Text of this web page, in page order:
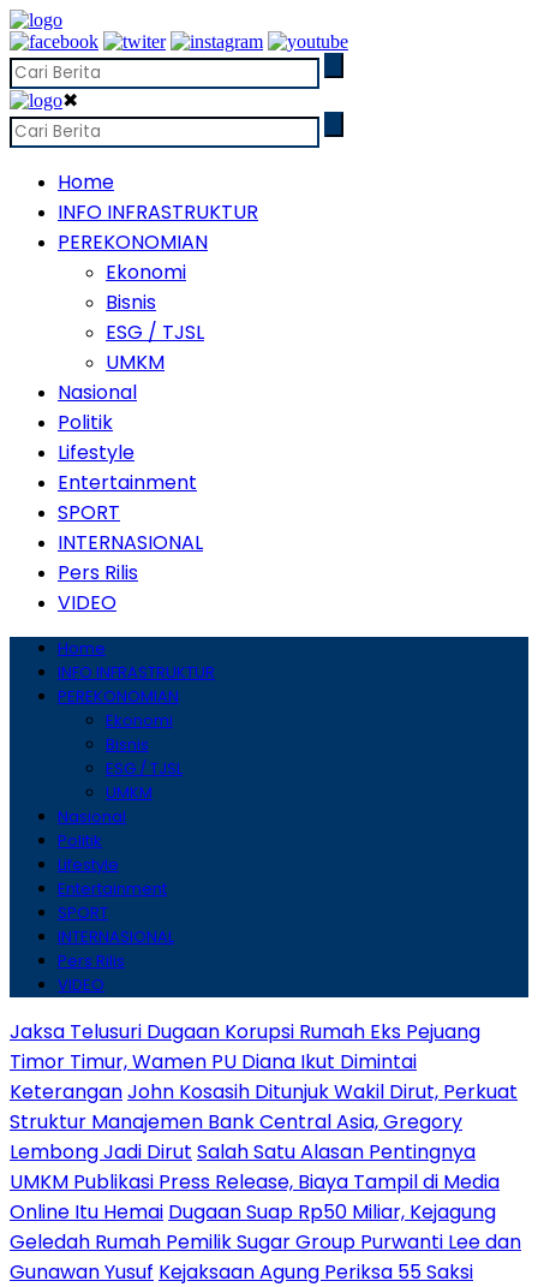
✖
Home
INFO INFRASTRUKTUR
PEREKONOMIAN
Ekonomi
Bisnis
ESG / TJSL
UMKM
Nasional
Politik
Lifestyle
Entertainment
SPORT
INTERNASIONAL
Pers Rilis
VIDEO
Home
INFO INFRASTRUKTUR
PEREKONOMIAN
Ekonomi
Bisnis
ESG / TJSL
UMKM
Nasional
Politik
Lifestyle
Entertainment
SPORT
INTERNASIONAL
Pers Rilis
VIDEO
Jaksa Telusuri Dugaan Korupsi Rumah Eks Pejuang
Timor Timur, Wamen PU Diana Ikut Dimintai
KeteranganJohn Kosasih Ditunjuk Wakil Dirut, Perkuat
Struktur Manajemen Bank Central Asia, Gregory
Lembong Jadi Dirut Salah Satu Alasan Pentingnya
UMKM Publikasi Press Release, Biaya Tampil di Media
Online Itu Hemai Dugaan Suap Rp50 Miliar, Kejagung
Geledah Rumah Pemilik Sugar Group Purwanti Lee dan
Gunawan Yusuf Kejaksaan Agung Periksa 55 Saksi